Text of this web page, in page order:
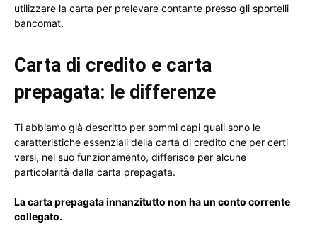
utilizzare la carta per prelevare contante presso gli sportelli
bancomat.
Carta di credito e carta
prepagata: le differenze
Ti abbiamo già descritto per sommi capi quali sono le
caratteristiche essenziali della carta di credito che per certi
versi, nel suo funzionamento, differisce per alcune
particolarità dalla carta prepagata.
La carta prepagata innanzitutto non ha un conto corrente
collegato.